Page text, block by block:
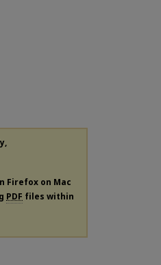
Firefox on Mac
PDF files within